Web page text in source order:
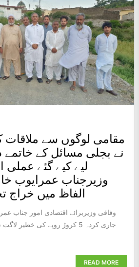
IT
BROADCASTS
NEWS
UPDATE,
CURRENT
AFFAIRS
&
ENTERTAINMENT
SHOWS
مقامی لوگوں سے ملاقات
نے بجلی مسائل کے خاتمے
لیے کیے گئے عملی
وزیرجناب عمرایوب
الفاظ میں خراج
وفاقی وزیربرائے اقتصادی امور جناب
جاری کردہ 5 کروڑ روپے کی
READ MORE